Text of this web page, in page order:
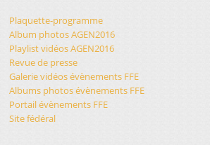
Plaquette-programme
Album photos AGEN2016
Playlist vidéos AGEN2016
Revue de presse
Galerie vidéos évènements FFE
Albums photos évènements FFE
Portail évènements FFE
Site fédéral